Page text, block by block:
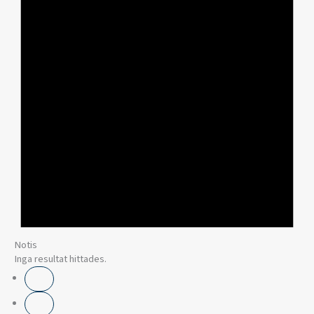
Notis
Inga resultat hittades.